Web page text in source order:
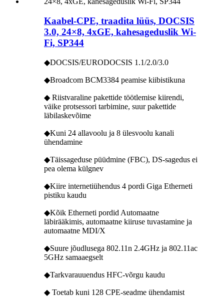
Kaabel-CPE, traadita lüüs, DOCSIS
3.0, 24×8, 4xGE, kahesageduslik Wi-
Fi, SP344
◆DOCSIS/EURODOCSIS 1.1/2.0/3.0
◆Broadcom BCM3384 peamise kiibistikuna
◆ Riistvaraline pakettide töötlemise kiirendi,
väike protsessori tarbimine, suur pakettide
läbilaskevõime
◆Kuni 24 allavoolu ja 8 ülesvoolu kanali
ühendamine
◆Täissageduse püüdmine (FBC), DS-sagedus ei
pea olema külgnev
◆Kiire internetiühendus 4 pordi Giga Etherneti
pistiku kaudu
◆Kõik Etherneti pordid Automaatne
läbirääkimis, automaatne kiiruse tuvastamine ja
automaatne MDI/X
◆Suure jõudlusega 802.11n 2.4GHz ja 802.11ac
5GHz samaaegselt
◆Tarkvarauuendus HFC-võrgu kaudu
◆ Toetab kuni 128 CPE-seadme ühendamist